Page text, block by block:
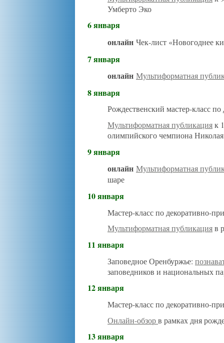
Умберто Эко
6 января
онлайн Чек-лист «Новогоднее
7 января
онлайн Мультиформатная
8 января
Рождественский мастер-класс
Мультиформатная публикацияк
олимпийского чемпиона
9 января
онлайн Мультиформатная
шаре
10 января
Мастер-класс по декоративно-
Мультиформатная публикацияв
11 января
Заповедное Оренбуржье:
заповедников и национальных
12 января
Мастер-класс по декоративно-
Онлайн-обзорв рамках дня
13 января